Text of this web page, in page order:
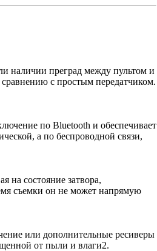
наличии преград между пультом и
с простым передатчиком.
по Bluetooth и обеспечивает
а по беспроводной связи,
на состояние затвора,
съемки он не может напрямую
или дополнительные ресиверы
от пыли и влаги2.